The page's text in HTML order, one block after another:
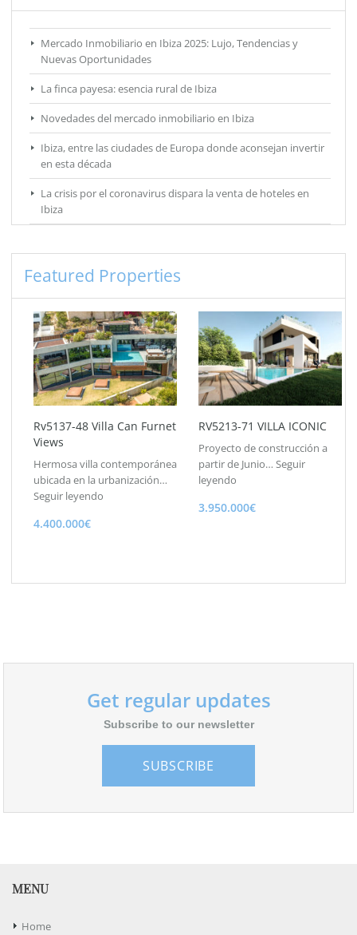
Mercado Inmobiliario en Ibiza 2025: Lujo, Tendencias y
Nuevas Oportunidades
La finca payesa: esencia rural de Ibiza
Novedades del mercado inmobiliario en Ibiza
Ibiza, entre las ciudades de Europa donde aconsejan invertir
en esta década
La crisis por el coronavirus dispara la venta de hoteles en
Ibiza
Featured Properties
Rv5137-48 Villa Can Furnet
Views
Hermosa villa contemporánea
ubicada en la urbanización…
Seguir leyendo
4.400.000€
RV5213-71 VILLA ICONIC
Proyecto de construcción a
partir de Junio… Seguir
leyendo
3.950.000€
Get regular updates
Subscribe to our newsletter
SUBSCRIBE
MENU
Home